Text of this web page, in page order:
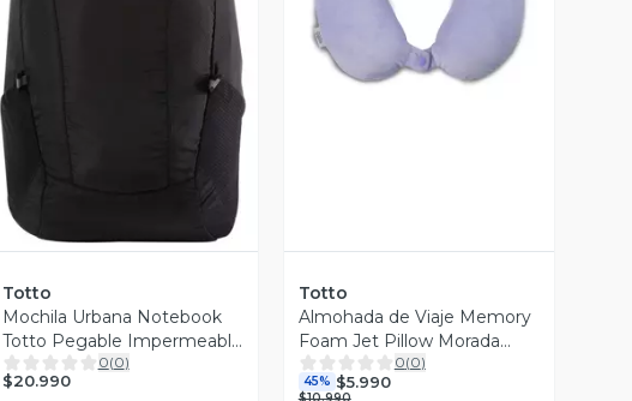
Totto
Mochila Urbana Notebook
Totto Pegable Impermeable
Xingu
0(0)
$20.990
Totto
Almohada de Viaje Memory
Foam Jet Pillow Morada
Totto
0(0)
45% $5.990